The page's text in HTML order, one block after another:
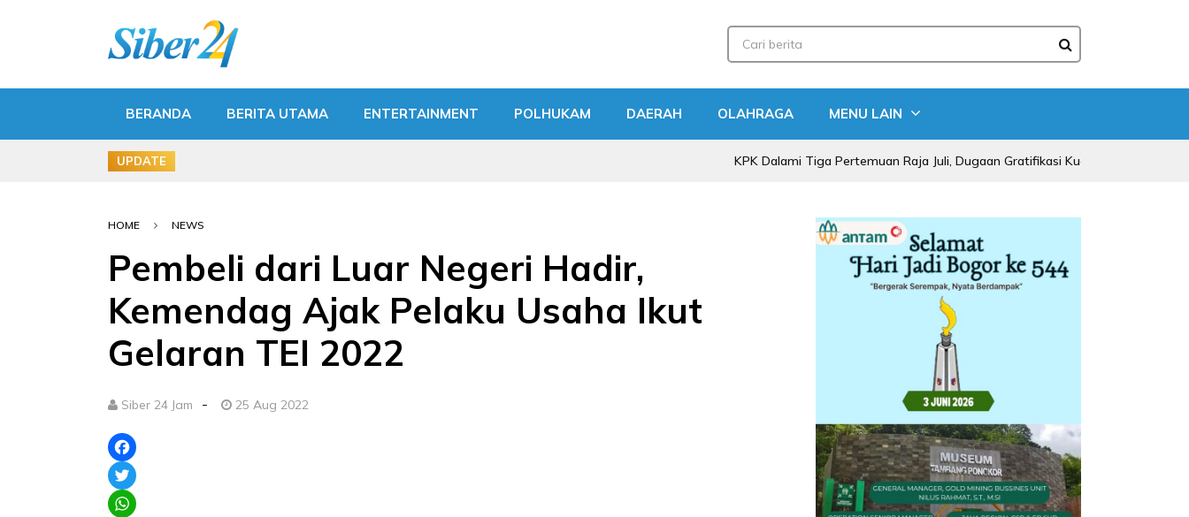
BERANDA BERITA UTAMA ENTERTAINMENT POLHUKAM DAERAH OLAHRAGA MENU LAIN
UPDATE KPK Dalami Tiga Pertemuan Raja Juli, Dugaan Gratifikasi Kuansing Menguat
HOME NEWS
Pembeli dari Luar Negeri Hadir,
Kemendag Ajak Pelaku Usaha Ikut
Gelaran TEI 2022
Siber 24 Jam - 25 Aug 2022
Facebook
Twitter